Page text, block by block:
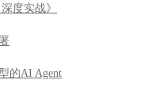
度实战》
的AI Agent